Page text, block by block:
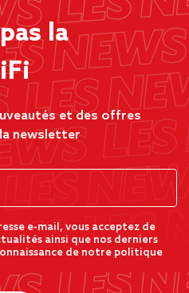
la
et des offres
newsletter
e-mail, vous acceptez de
ainsi que nos derniers
de notre politique